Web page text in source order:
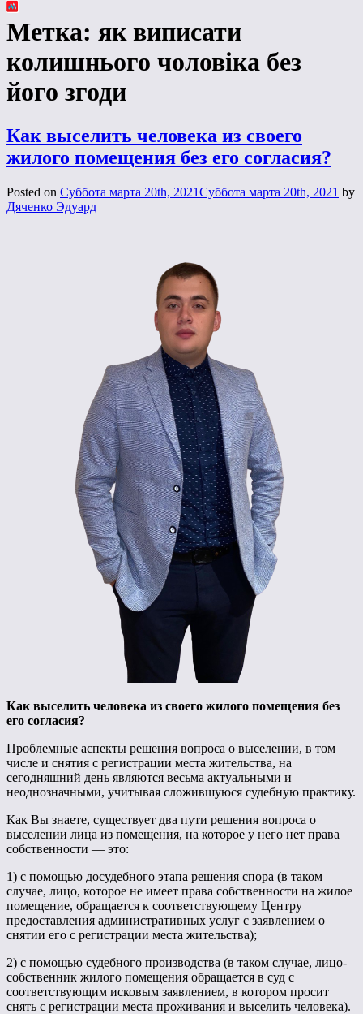
Метка: як виписати
колишнього чоловіка без
його згоди
Как выселить человека из своего
жилого помещения без его согласия?
Posted on Суббота марта 20th, 2021Суббота марта 20th, 2021 by
Дяченко Эдуард
Как выселить человека из своего жилого помещения без
его согласия?
Проблемные аспекты решения вопроса о выселении, в том
числе и снятия с регистрации места жительства, на
сегодняшний день являются весьма актуальными и
неоднозначными, учитывая сложившуюся судебную практику.
Как Вы знаете, существует два пути решения вопроса о
выселении лица из помещения, на которое у него нет права
собственности — это:
1) с помощью досудебного этапа решения спора (в таком
случае, лицо, которое не имеет права собственности на жилое
помещение, обращается к соответствующему Центру
предоставления административных услуг с заявлением о
снятии его с регистрации места жительства);
2) с помощью судебного производства (в таком случае, лицо-
собственник жилого помещения обращается в суд с
соответствующим исковым заявлением, в котором просит
снять с регистрации места проживания и выселить человека).